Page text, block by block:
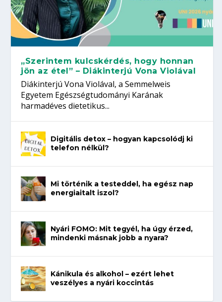
„Szerintem kulcskérdés, hogy honnan
jön az étel” – Diákinterjú Vona Violával
Diákinterjú Vona Violával, a Semmelweis
Egyetem Egészségtudományi Karának
harmadéves dietetikus...
Digitális detox – hogyan kapcsolódj ki
telefon nélkül?
Mi történik a testeddel, ha egész nap
energiaitalt iszol?
Nyári FOMO: Mit tegyél, ha úgy érzed,
mindenki másnak jobb a nyara?
Kánikula és alkohol – ezért lehet
veszélyes a nyári koccintás